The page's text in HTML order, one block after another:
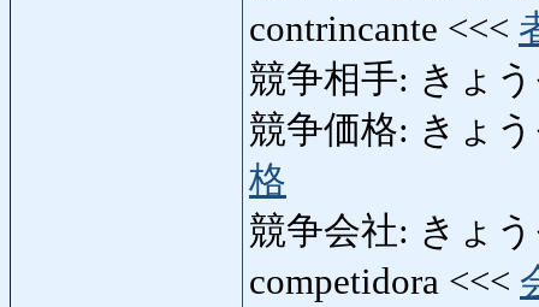
contrincante <<<
競争相手: きょ
競争価格: きょ
格
競争会社: きょう
competidora <<<